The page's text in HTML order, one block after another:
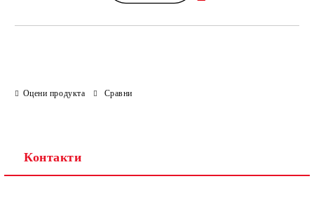
Оцени продукта Сравни
Контакти